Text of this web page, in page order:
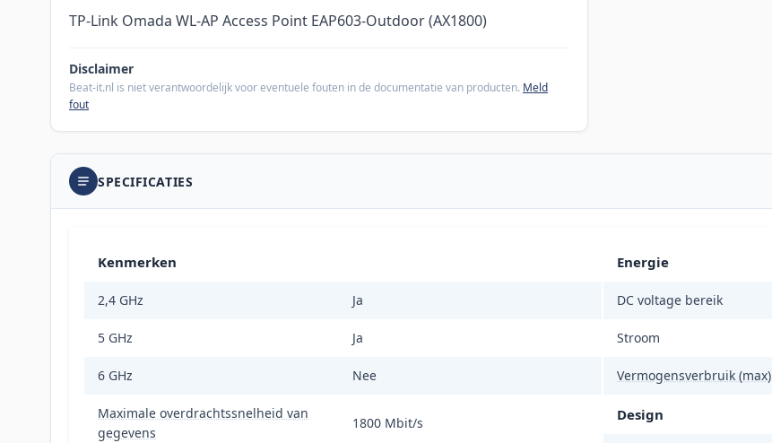
TP-Link Omada WL-AP Access Point EAP603-Outdoor (AX1800)
Disclaimer
Beat-it.nl is niet verantwoordelijk voor eventuele fouten in de documentatie van producten. Meld
fout
SPECIFICATIES
Kenmerken
2,4 GHz Ja
5 GHz Ja
6 GHz Nee
Maximale overdrachtssnelheid van
gegevens
1800 Mbit/s
Energie
DC voltage bereik
Stroom
Vermogensverbruik (max)
Design